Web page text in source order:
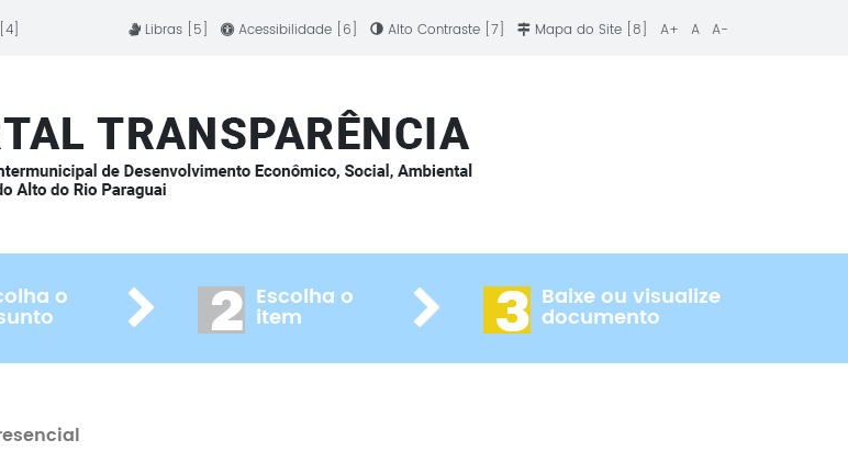
Libras [5] Acessibilidade [6] Alto Contraste [7] Mapa do Site [8] A+ A A-
o 2 Escolha o
item 3 Baixe ou visualize
documento